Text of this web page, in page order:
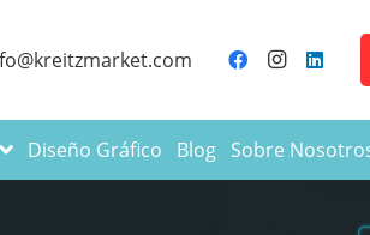
Diseño Gráfico Blog Sobre